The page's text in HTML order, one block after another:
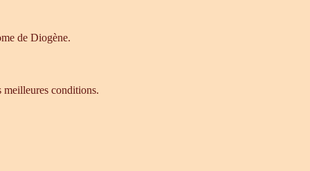
de Diogène.
meilleures conditions.